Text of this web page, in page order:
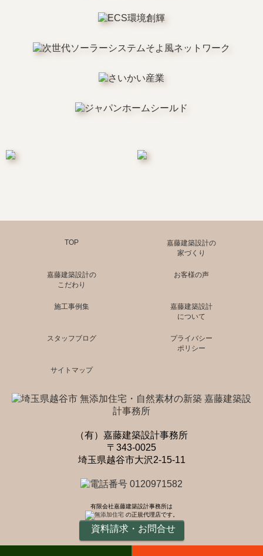
TOP
嘉藤建築設計の
家づくり
嘉藤建築設計の
こだわり
お客様の声
施工事例集
嘉藤建築設計
について
スタッフブログ
プライバシー
ポリシー
サイトマップ
（有）嘉藤建築設計事務所
〒343-0025
埼玉県越谷市大沢2-15-11
有限会社嘉藤建築設計事務所は
の正規代理店です。
資料請求・お問合せ